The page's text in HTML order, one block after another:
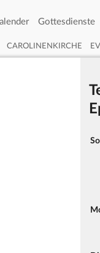
Gottesdienste
CAROLINENKIRCHE